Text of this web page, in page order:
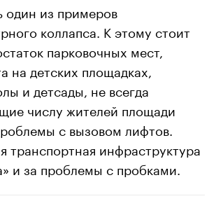
из примеров
коллапса. К этому стоит
парковочных мест,
на детских площадках,
и детсады, не всегда
числу жителей площади
с вызовом лифтов.
транспортная инфраструктура
и за проблемы с пробками.